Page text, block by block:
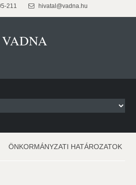
211 hivatal@vadna.hu
VADNA
ÖNKORMÁNYZATI HATÁROZATOK